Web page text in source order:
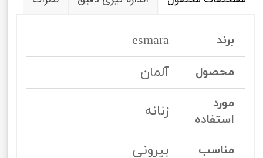
برند esmara
محصول آلمان
مورد
استفاده
زنانه
مناسب بیرونی